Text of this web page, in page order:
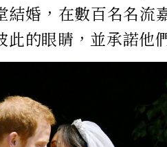
結婚，在數百名名流
的眼睛，並承諾他